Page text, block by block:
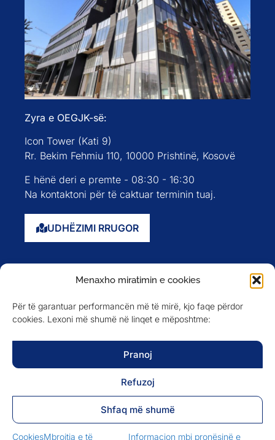
Menaxho miratimin e cookies
Për të garantuar performancën më të mirë, kjo faqe përdor
cookies. Lexoni më shumë në linqet e mëposhtme:
Pranoj
Refuzoj
Shfaq më shumë
CookiesMbrojtja e të Informacion mbi pronësinë e
Zyra e OEGJK-së:
Icon Tower (Kati 9)
Rr. Bekim Fehmiu 110, 10000 Prishtinë, Kosovë
E hënë deri e premte - 08:30 - 16:30
Na kontaktoni për të caktuar terminin tuaj.
UDHËZIMI RRUGOR
Evente
Anëtarët
Newsletter